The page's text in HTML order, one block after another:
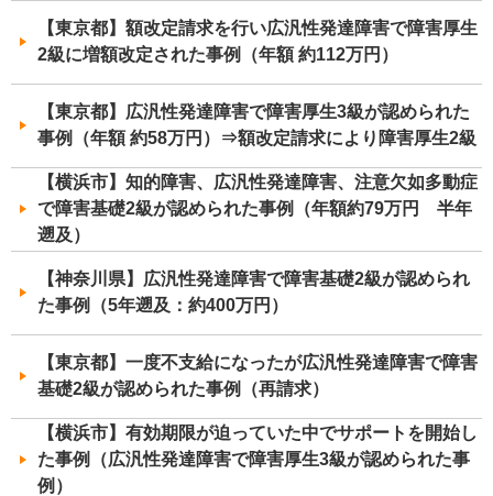
【東京都】額改定請求を行い広汎性発達障害で障害厚生
2級に増額改定された事例（年額 約112万円）
【東京都】広汎性発達障害で障害厚生3級が認められた
事例（年額 約58万円）⇒額改定請求により障害厚生2級
【横浜市】知的障害、広汎性発達障害、注意欠如多動症
で障害基礎2級が認められた事例（年額約79万円 半年
遡及）
【神奈川県】広汎性発達障害で障害基礎2級が認められ
た事例（5年遡及：約400万円）
【東京都】一度不支給になったが広汎性発達障害で障害
基礎2級が認められた事例（再請求）
【横浜市】有効期限が迫っていた中でサポートを開始し
た事例（広汎性発達障害で障害厚生3級が認められた事
例）